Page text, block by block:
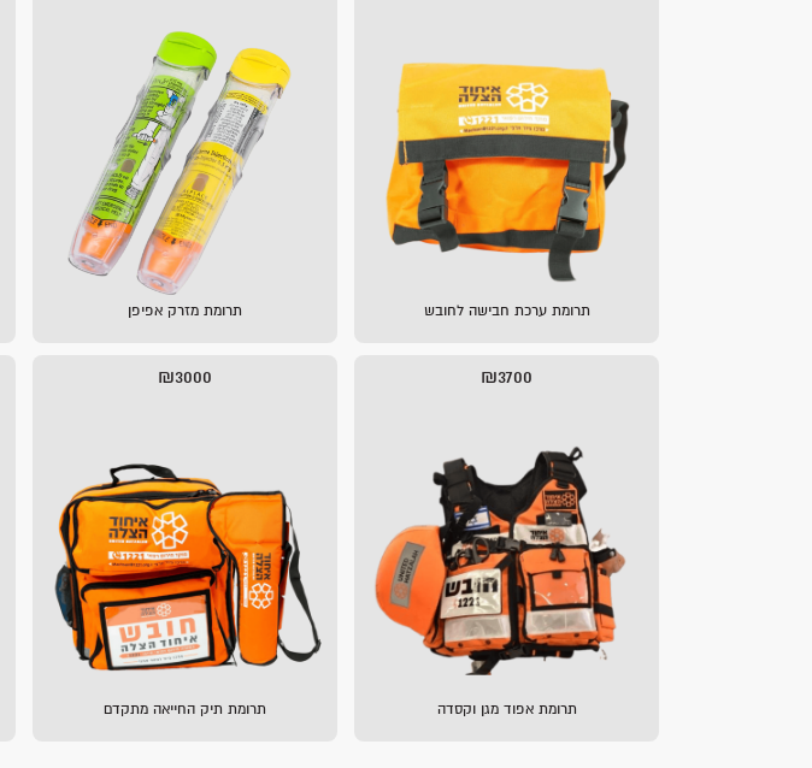
תרומת ערכת חבישה לחובש תרומת מזרק אפיפן
₪3700
תרומת אפוד מגן וקסדה
₪3000
תרומת תיק החייאה מתקדם